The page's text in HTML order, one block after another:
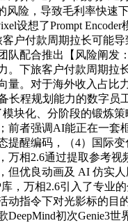
险，导致毛利率快速
设想了Prompt
客户付款周期拉长可能
队配合推出【风险阐
。下旅客户付款周期
量。对于海外收入占
长程规划能力的数字员
块化、分阶段的锻炼
前者强调AI能正在一套
提醒编码，（4）国际
相2.6通过提取参考
但优良动画及 AI 仿实
，万相2.6引入了专业
动指令下对光影标的目
DeepMind初次Genie3